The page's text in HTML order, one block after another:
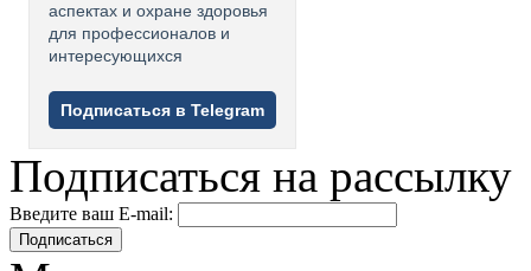
аспектах и охране здоровья
для профессионалов и
интересующихся
Подписаться в Telegram
Подписаться на рассылку
Введите ваш E-mail:
Подписаться